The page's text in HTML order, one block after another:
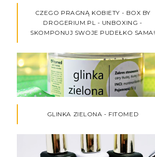
CZEGO PRAGNĄ KOBIETY - BOX BY
DROGERIUM.PL - UNBOXING -
SKOMPONUJ SWOJE PUDEŁKO SAMA!
GLINKA ZIELONA - FITOMED